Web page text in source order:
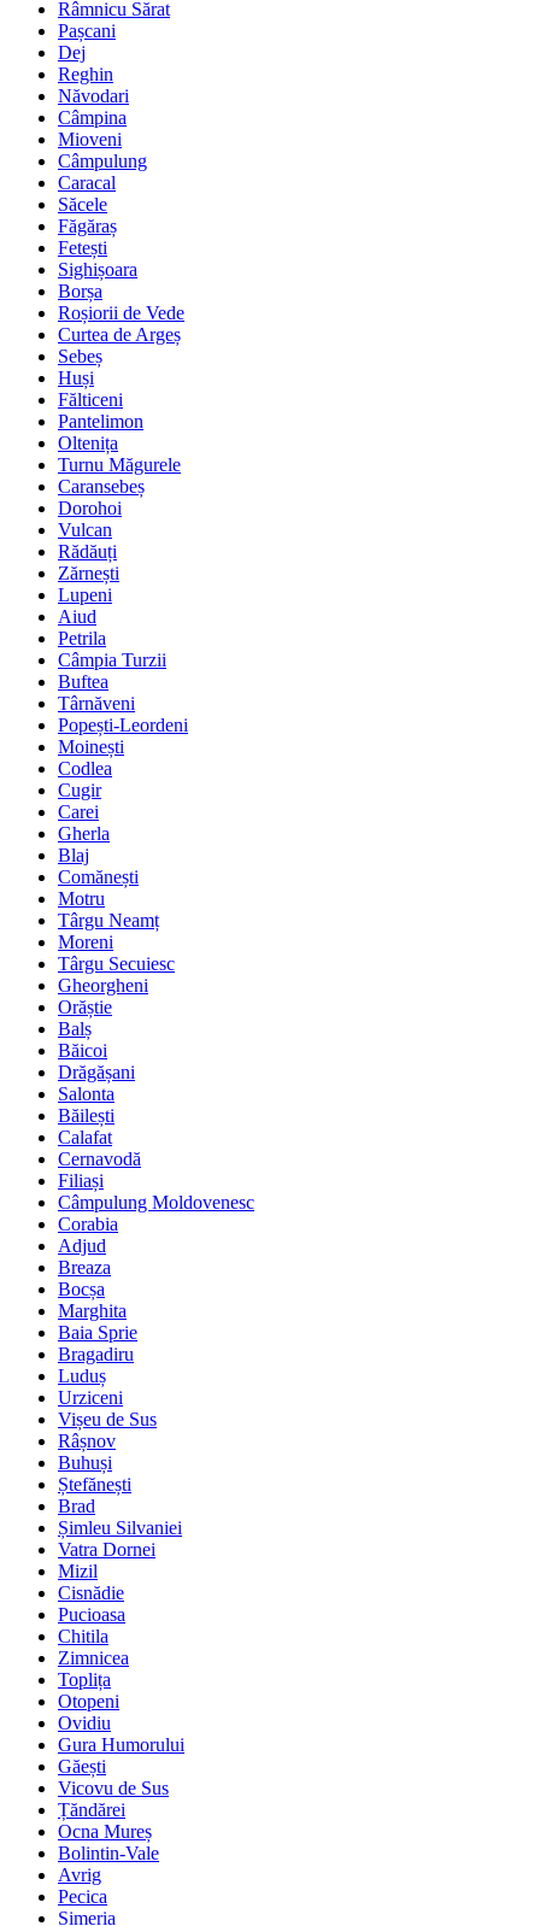
Râmnicu Sărat
Pașcani
Dej
Reghin
Năvodari
Câmpina
Mioveni
Câmpulung
Caracal
Săcele
Făgăraș
Fetești
Sighișoara
Borșa
Roșiorii de Vede
Curtea de Argeș
Sebeș
Huși
Fălticeni
Pantelimon
Oltenița
Turnu Măgurele
Caransebeș
Dorohoi
Vulcan
Rădăuți
Zărnești
Lupeni
Aiud
Petrila
Câmpia Turzii
Buftea
Târnăveni
Popești-Leordeni
Moinești
Codlea
Cugir
Carei
Gherla
Blaj
Comănești
Motru
Târgu Neamț
Moreni
Târgu Secuiesc
Gheorgheni
Orăștie
Balș
Băicoi
Drăgășani
Salonta
Băilești
Calafat
Cernavodă
Filiași
Câmpulung Moldovenesc
Corabia
Adjud
Breaza
Bocșa
Marghita
Baia Sprie
Bragadiru
Luduș
Urziceni
Vișeu de Sus
Râșnov
Buhuși
Ștefănești
Brad
Șimleu Silvaniei
Vatra Dornei
Mizil
Cisnădie
Pucioasa
Chitila
Zimnicea
Toplița
Otopeni
Ovidiu
Gura Humorului
Găești
Vicovu de Sus
Țăndărei
Ocna Mureș
Bolintin-Vale
Avrig
Pecica
Simeria